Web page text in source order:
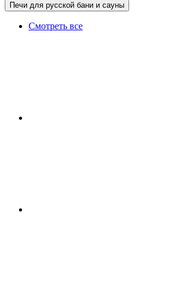
Печи для русской бани и сауны
Смотреть все